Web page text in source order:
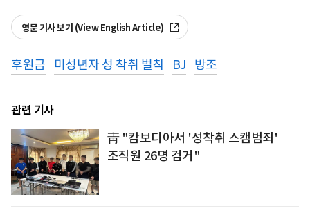
영문 기사 보기 (View English Article)
후원금 미성년자 성 착취 벌칙 BJ 방조
관련 기사
靑 "캄보디아서 '성착취 스캠범죄'
조직원 26명 검거"